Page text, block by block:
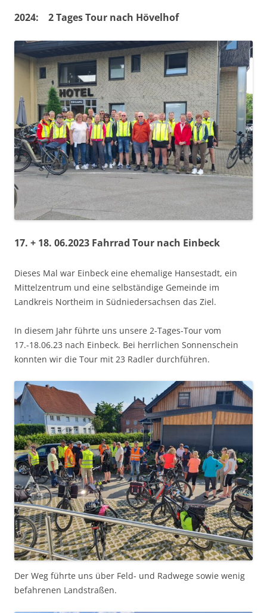
2024: 2 Tages Tour nach Hövelhof
17. + 18. 06.2023 Fahrrad Tour nach Einbeck
Dieses Mal war Einbeck eine ehemalige Hansestadt, ein
Mittelzentrum und eine selbständige Gemeinde im
Landkreis Northeim in Südniedersachsen das Ziel.
In diesem Jahr führte uns unsere 2-Tages-Tour vom
17.-18.06.23 nach Einbeck. Bei herrlichen Sonnenschein
konnten wir die Tour mit 23 Radler durchführen.
Der Weg führte uns über Feld- und Radwege sowie wenig
befahrenen Landstraßen.